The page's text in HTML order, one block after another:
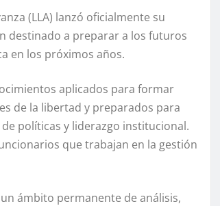
(LLA) lanzó oficialmente su
destinado a preparar a los futuros
en los próximos años.
aplicados para formar
de la libertad y preparados para
políticas y liderazgo institucional.
que trabajan en la gestión
ámbito permanente de análisis,